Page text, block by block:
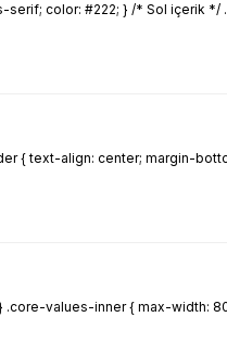
color: #222; } /* Sol içerik
{ text-align: center; margin-
values-inner { max-width: